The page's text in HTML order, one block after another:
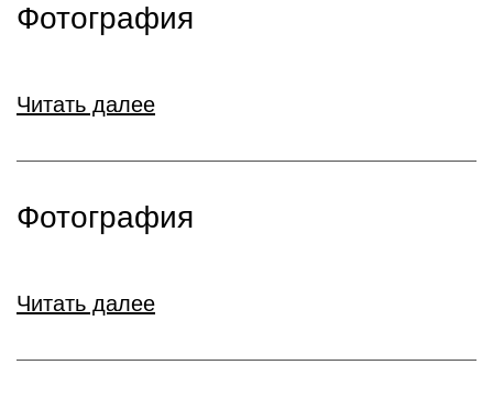
Фотография
Читать далее
Фотография
Читать далее